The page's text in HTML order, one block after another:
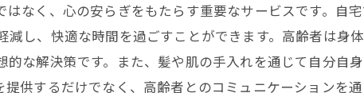
なく、心の安らぎをもたらす重要なサービスです。自
し、快適な時間を過ごすことができます。高齢者は身
な解決策です。また、髪や肌の手入れを通じて自分自
供するだけでなく、高齢者とのコミュニケーションを